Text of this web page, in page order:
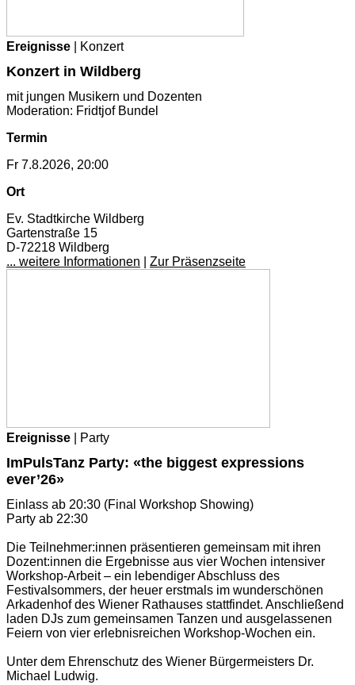
Ereignisse | Konzert
Konzert in Wildberg
mit jungen Musikern und Dozenten
Moderation: Fridtjof Bundel
Termin
Fr 7.8.2026, 20:00
Ort
Ev. Stadtkirche Wildberg
Gartenstraße 15
D-72218 Wildberg
... weitere Informationen
Zur Präsenzseite
Ereignisse | Party
ImPulsTanz Party: «the biggest expressions
ever’26»
Einlass ab 20:30 (Final Workshop Showing)
Party ab 22:30
Die Teilnehmer:innen präsentieren gemeinsam mit ihren
Dozent:innen die Ergebnisse aus vier Wochen intensiver
Workshop-Arbeit – ein lebendiger Abschluss des
Festivalsommers, der heuer erstmals im wunderschönen
Arkadenhof des Wiener Rathauses stattfindet. Anschließend
laden DJs zum gemeinsamen Tanzen und ausgelassenen
Feiern von vier erlebnisreichen Workshop-Wochen ein.
Unter dem Ehrenschutz des Wiener Bürgermeisters Dr.
Michael Ludwig.